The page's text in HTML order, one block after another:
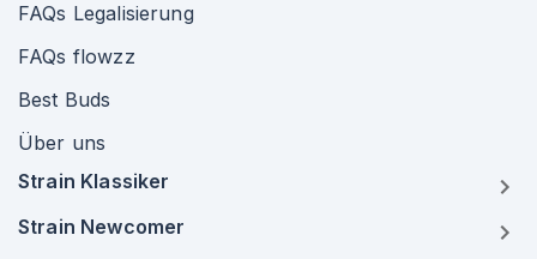
FAQs Legalisierung
FAQs flowzz
Best Buds
Über uns
Strain Klassiker
Strain Newcomer